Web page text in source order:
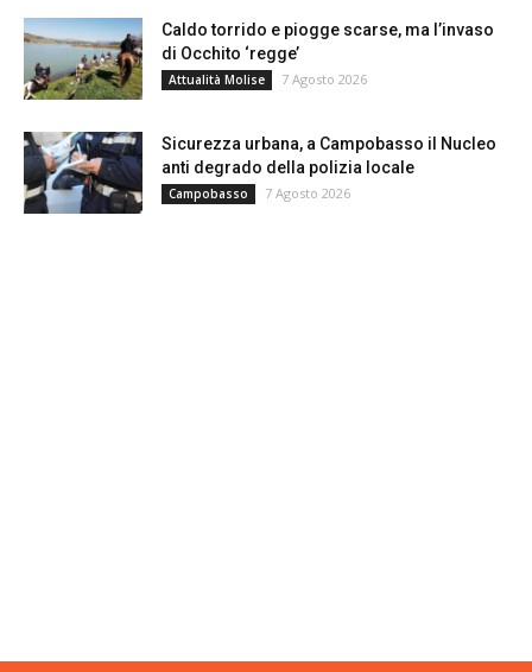
Caldo torrido e piogge scarse, ma l’invaso
di Occhito ‘regge’
Attualità Molise 7 Agosto 2026
Sicurezza urbana, a Campobasso il Nucleo
anti degrado della polizia locale
Campobasso 7 Agosto 2026